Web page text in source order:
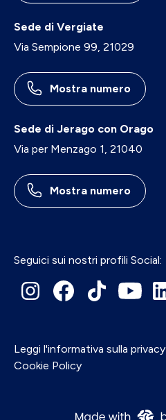
Sede di Vergiate
Via Sempione 99, 21029
Mostra numero
Sede di Jerago con Orago
Via per Menzago 1, 21040
Mostra numero
Seguici sui nostri profili Social:
Leggi l'informativa sulla privacy
Cookie Policy